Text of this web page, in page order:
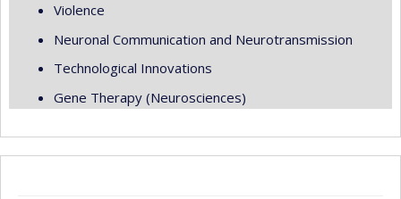
Violence
Neuronal Communication and Neurotransmission
Technological Innovations
Gene Therapy (Neurosciences)